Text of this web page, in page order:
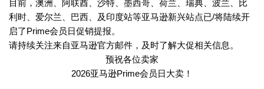
目前，澳洲、阿联酋、沙特、墨西哥、荷兰、瑞典、波兰、比
利时、爱尔兰、巴西、及印度站等亚马逊新兴站点已/将陆续开
启了Prime会员日促销提报。
请持续关注来自亚马逊官方邮件，及时了解大促相关信息。
预祝各位卖家
2026亚马逊Prime会员日大卖！